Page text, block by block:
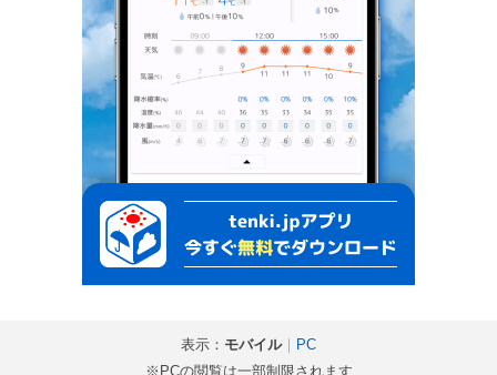
表示： モバイル｜ PC
※PCの閲覧は一部制限されます